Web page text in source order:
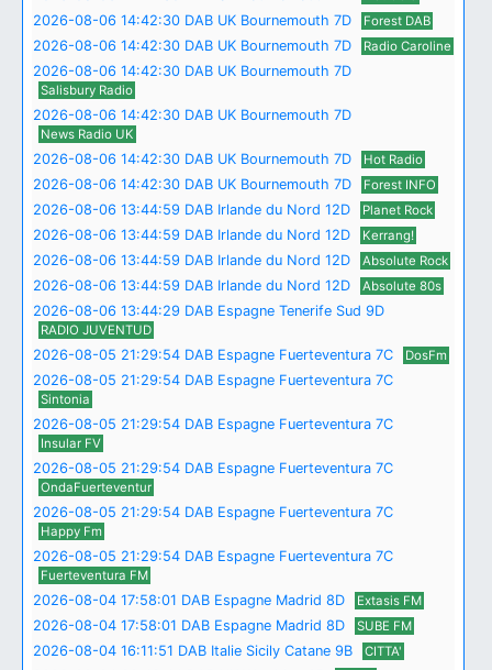
2026-08-06 14:42:30 DAB UK Bournemouth 7D Forest DAB
2026-08-06 14:42:30 DAB UK Bournemouth 7D Radio Caroline
2026-08-06 14:42:30 DAB UK Bournemouth 7D
Salisbury Radio
2026-08-06 14:42:30 DAB UK Bournemouth 7D
News Radio UK
2026-08-06 14:42:30 DAB UK Bournemouth 7D Hot Radio
2026-08-06 14:42:30 DAB UK Bournemouth 7D Forest INFO
2026-08-06 13:44:59 DAB Irlande du Nord 12D Planet Rock
2026-08-06 13:44:59 DAB Irlande du Nord 12D Kerrang!
2026-08-06 13:44:59 DAB Irlande du Nord 12D Absolute Rock
2026-08-06 13:44:59 DAB Irlande du Nord 12D Absolute 80s
2026-08-06 13:44:29 DAB Espagne Tenerife Sud 9D
RADIO JUVENTUD
2026-08-05 21:29:54 DAB Espagne Fuerteventura 7C DosFm
2026-08-05 21:29:54 DAB Espagne Fuerteventura 7C
Sintonia
2026-08-05 21:29:54 DAB Espagne Fuerteventura 7C
Insular FV
2026-08-05 21:29:54 DAB Espagne Fuerteventura 7C
OndaFuerteventur
2026-08-05 21:29:54 DAB Espagne Fuerteventura 7C
Happy Fm
2026-08-05 21:29:54 DAB Espagne Fuerteventura 7C
Fuerteventura FM
2026-08-04 17:58:01 DAB Espagne Madrid 8D Extasis FM
2026-08-04 17:58:01 DAB Espagne Madrid 8D SUBE FM
2026-08-04 16:11:51 DAB Italie Sicily Catane 9B CITTA'